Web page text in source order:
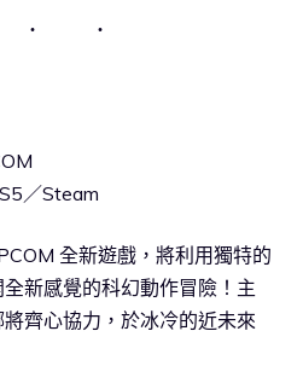
／Steam
全新遊戲，將利用獨特的
新感覺的科幻動作冒險！主
齊心協力，於冰冷的近未來